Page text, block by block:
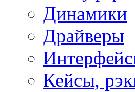
Динамики
Драйверы
Кейсы,